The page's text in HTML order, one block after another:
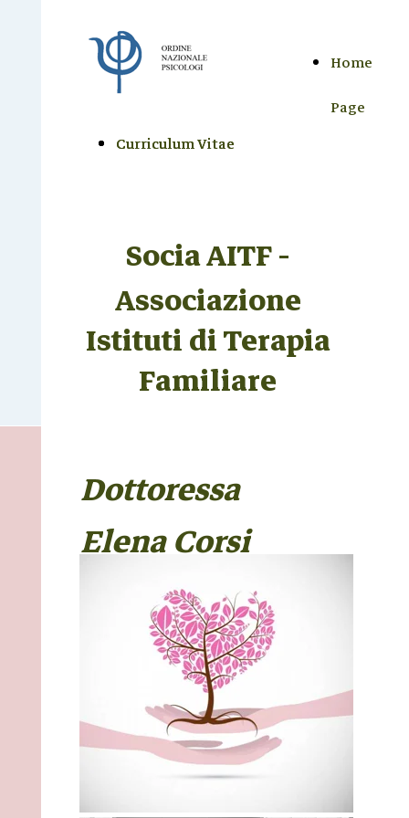
Curriculum Vitae
Home
Page
Socia AITF -
Associazione
Istituti di Terapia
Familiare
Dottoressa
Elena Corsi
Curriculum Vitae